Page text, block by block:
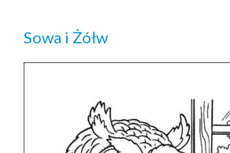
Sowa i Żółw